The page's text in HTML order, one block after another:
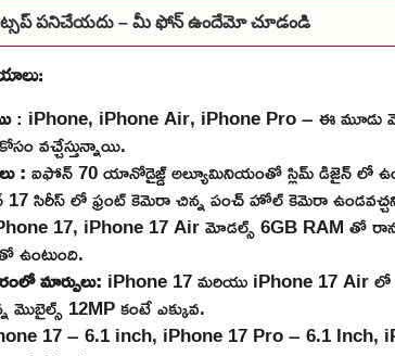
పనిచేయదు – మీ ఫోన్ ఉందేమో చూడండి
: iPhone, iPhone Air, iPhone Pro – ఈ మూడు
వచ్చేస్తున్నాయి.
:ఐఫోన్ 70 యానోడైజ్డ్ అల్యూమినియంతో స్లిమ్ డిజైన్ లో
సిరీస్ లో ఫ్రంట్ కెమెరా చిన్న పంచ్ హోల్ కెమెరా ఉండవచ్చని
17, iPhone 17 Air మోడల్స్ 6GB RAM తో
ఉంటుంది.
మార్పులు: iPhone 17 మరియు iPhone 17 Air
12MP కంటే ఎక్కువ.
17 – 6.1 inch, iPhone 17 Pro – 6.1 Inch,